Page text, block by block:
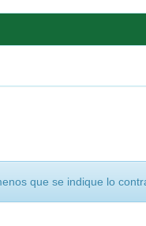
que se indique lo